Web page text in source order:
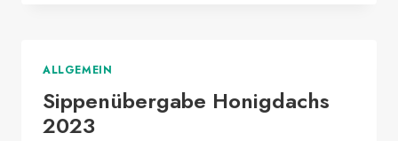
PACKEN
ALLGEMEIN
Sippenübergabe Honigdachs
2023